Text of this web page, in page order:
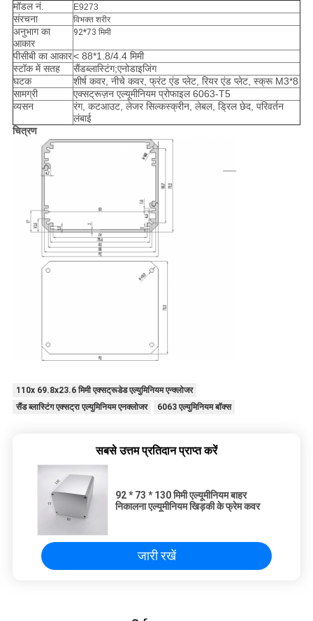
मॉडल नं.
E9273
संरचना विभक्त शरीर
अनुभाग का
आकार
92*73 मिमी
पीसीबी का आकार< 88*1.8/4.4 मिमी
स्टॉक में सतह
सैंडब्लास्टिंग;एनोडाइजिंग
घटक
शीर्ष कवर, नीचे कवर, फ्रंट एंड प्लेट, रियर एंड प्लेट, स्क्रू M3*8
सामग्री
एक्सट्रूज़न एल्यूमीनियम प्रोफाइल 6063-T5
व्यसन
रंग, कटआउट, लेजर सिल्कस्क्रीन, लेबल, ड्रिल छेद, परिवर्तन
लंबाई
चित्रण
110x 69.8x23.6 मिमी एक्सट्रूडेड एल्युमिनियम एन्क्लोजर
सैंड ब्लास्टिंग एक्सट्रा एल्युमिनियम एनक्लोजर
6063 एल्युमिनियम बॉक्स
सबसे उत्तम प्रतिदान प्राप्त करें
92 * 73 * 130 मिमी एल्यूमीनियम बाहर
निकालना एल्यूमीनियम खिड़की के फ्रेम कवर
जारी रखें